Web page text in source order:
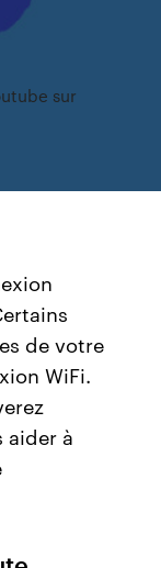
sur
de votre
WiFi.
aider à